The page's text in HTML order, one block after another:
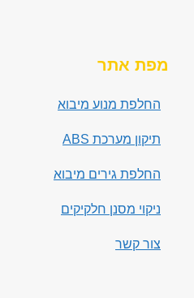
מפת אתר
החלפת מנוע מיבוא
תיקון מערכת ABS
החלפת גירים מיבוא
ניקוי מסנן חלקיקים
צור קשר